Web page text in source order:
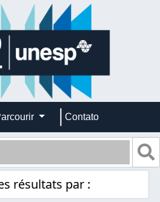
Contato
résultats par :